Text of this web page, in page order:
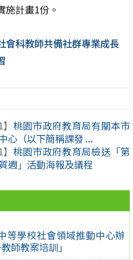
等學校社會領域推動中心辦
師教案培訓」
施計畫1份。
會科教師共備社群專業成長
桃園市政府教育局有關本市
心（以下簡稱課發 ...
桃園市政府教育局檢送「第
週」活動海報及議程